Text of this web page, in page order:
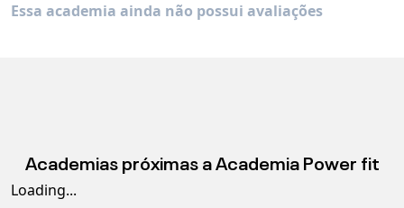
Essa academia ainda não possui avaliações
Academias próximas a Academia Power fit
Loading...